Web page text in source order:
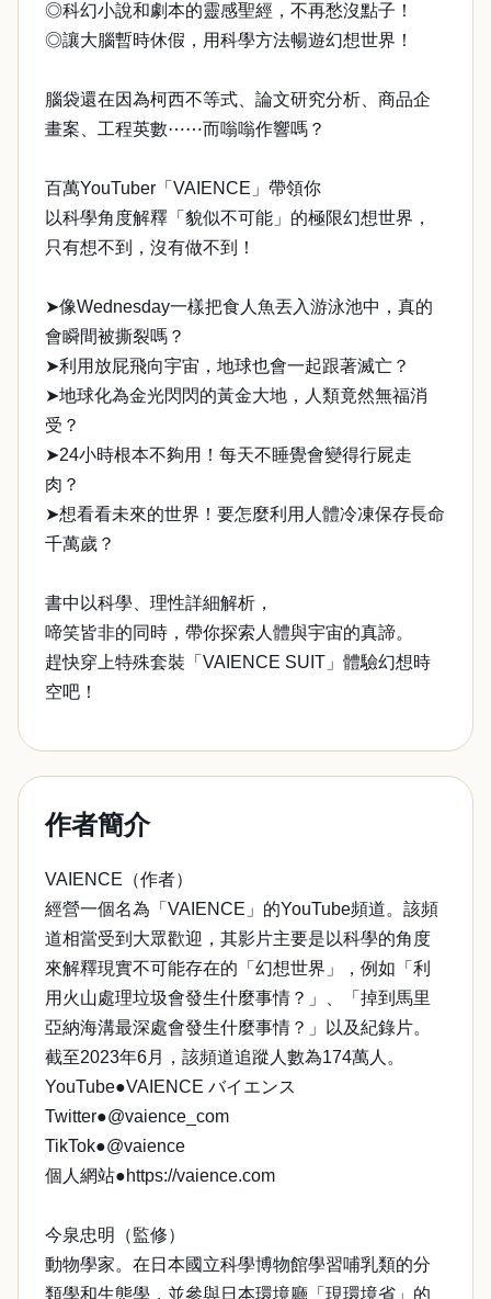
◎科幻小說和劇本的靈感聖經，不再愁沒點子！
◎讓大腦暫時休假，用科學方法暢遊幻想世界！
腦袋還在因為柯西不等式、論文研究分析、商品企
畫案、工程英數⋯⋯而嗡嗡作響嗎？
百萬YouTuber「VAIENCE」帶領你
以科學角度解釋「貌似不可能」的極限幻想世界，
只有想不到，沒有做不到！
➤像Wednesday一樣把食人魚丟入游泳池中，真的
會瞬間被撕裂嗎？
➤利用放屁飛向宇宙，地球也會一起跟著滅亡？
➤地球化為金光閃閃的黃金大地，人類竟然無福消
受？
➤24小時根本不夠用！每天不睡覺會變得行屍走
肉？
➤想看看未來的世界！要怎麼利用人體冷凍保存長命
千萬歲？
書中以科學、理性詳細解析，
啼笑皆非的同時，帶你探索人體與宇宙的真諦。
趕快穿上特殊套裝「VAIENCE SUIT」體驗幻想時
空吧！
作者簡介
VAIENCE（作者）
經營一個名為「VAIENCE」的YouTube頻道。該頻
道相當受到大眾歡迎，其影片主要是以科學的角度
來解釋現實不可能存在的「幻想世界」，例如「利
用火山處理垃圾會發生什麼事情？」、「掉到馬里
亞納海溝最深處會發生什麼事情？」以及紀錄片。
截至2023年6月，該頻道追蹤人數為174萬人。
YouTube●VAIENCE バイエンス
Twitter●@vaience_com
TikTok●@vaience
個人網站●https://vaience.com
今泉忠明（監修）
動物學家。在日本國立科學博物館學習哺乳類的分
類學和生態學，並參與日本環境廳「現環境省」的